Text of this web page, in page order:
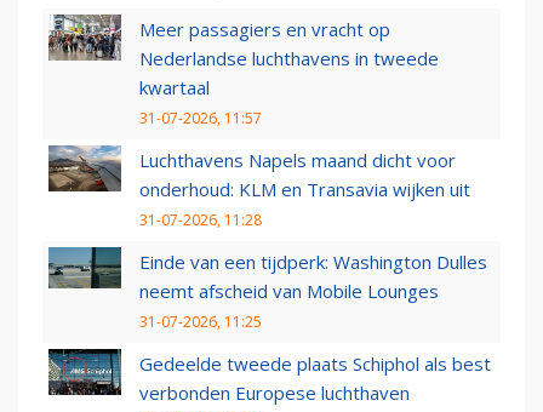
Meer passagiers en vracht op
Nederlandse luchthavens in tweede
kwartaal
31-07-2026, 11:57
Luchthavens Napels maand dicht voor
onderhoud: KLM en Transavia wijken uit
31-07-2026, 11:28
Einde van een tijdperk: Washington Dulles
neemt afscheid van Mobile Lounges
31-07-2026, 11:25
Gedeelde tweede plaats Schiphol als best
verbonden Europese luchthaven